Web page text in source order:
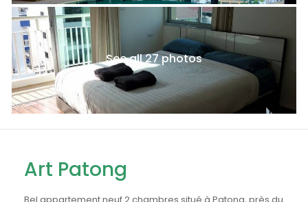
See all 27 photos
Art Patong